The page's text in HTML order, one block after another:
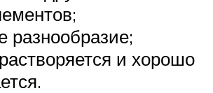
разнообразие;
и хорошо